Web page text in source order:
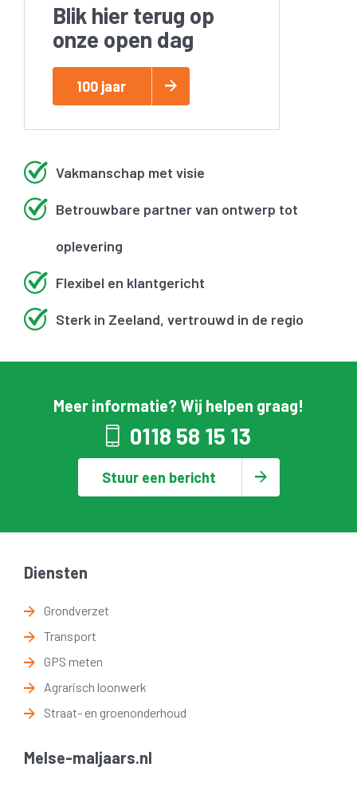
Blik hier terug op
onze open dag
100 jaar
Vakmanschap met visie
Betrouwbare partner van ontwerp tot
oplevering
Flexibel en klantgericht
Sterk in Zeeland, vertrouwd in de regio
Meer informatie? Wij helpen graag!
0118 58 15 13
Stuur een bericht
Diensten
Grondverzet
Transport
GPS meten
Agrarisch loonwerk
Straat- en groenonderhoud
Melse-maljaars.nl